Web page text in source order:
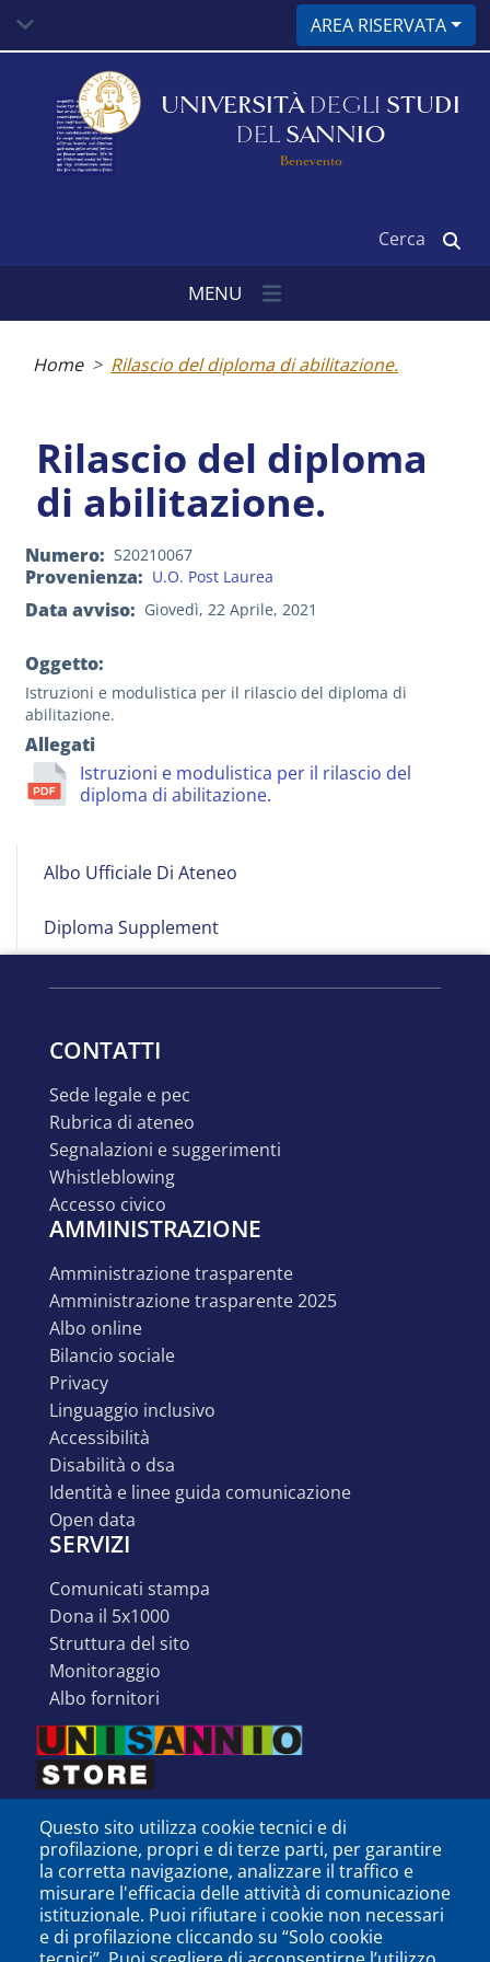
contenuto
AREA RISERVATA
UNIVERSITÀ DEGLI STUDI
DEL SANNIO
Benevento
MENU
Home Rilascio del diploma di abilitazione.
Albo
Albo Ufficiale Di Ateneo
Diploma Supplement
Rilascio del diploma
di abilitazione.
Numero S20210067
Provenienza U.O. Post Laurea
Data avviso Giovedì, 22 Aprile, 2021
Oggetto:
Istruzioni e modulistica per il rilascio del diploma di
abilitazione.
Allegati
Istruzioni e modulistica per il rilascio del
diploma di abilitazione.
CONTATTI
sede legale e pec
rubrica di ateneo
segnalazioni e suggerimenti
whistleblowing
accesso civico
AMMINISTRAZIONE
amministrazione trasparente
amministrazione trasparente 2025
albo online
bilancio sociale
privacy
linguaggio inclusivo
accessibilità
disabilità o dsa
identità e linee guida comunicazione
open data
SERVIZI
comunicati stampa
dona il 5x1000
struttura del sito
monitoraggio
albo fornitori
Questo sito utilizza cookie tecnici e di
profilazione, propri e di terze parti, per garantire
la corretta navigazione, analizzare il traffico e
misurare l'efficacia delle attività di comunicazione
istituzionale. Puoi rifiutare i cookie non necessari
e di profilazione cliccando su “Solo cookie